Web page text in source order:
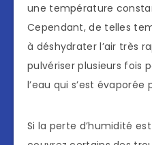
une température
Cependant, de telles
à déshydrater l’air très
pulvériser plusieurs fois
l’eau qui s’est évaporée
Si la perte d’humidité